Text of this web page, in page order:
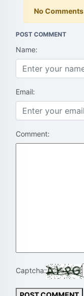
No Comments
POST COMMENT
Name:
Email:
Comment:
Captcha: